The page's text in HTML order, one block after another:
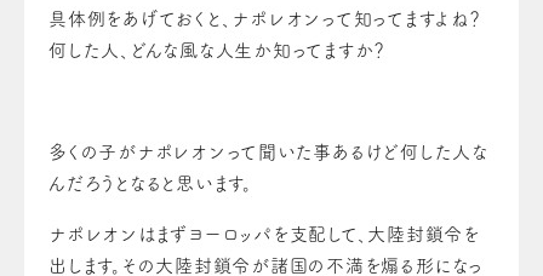
具体例をあげておくと、ナポレオンって知ってますよね？
何した人、どんな風な人生か知ってますか？
多くの子がナポレオンって聞いた事あるけど何した人な
んだろうとなると思います。
ナポレオンはまずヨーロッパを支配して、大陸封鎖令を
出します。その大陸封鎖令が諸国の不満を煽る形になっ